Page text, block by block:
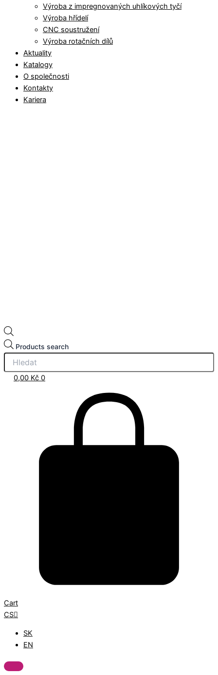
Výroba z impregnovaných uhlíkových tyčí
Výroba hřídelí
CNC soustružení
Výroba rotačních dílů
Aktuality
Katalogy
O společnosti
Kontakty
Kariera
Products search
0,00 Kč 0
Cart
CS
SK
EN